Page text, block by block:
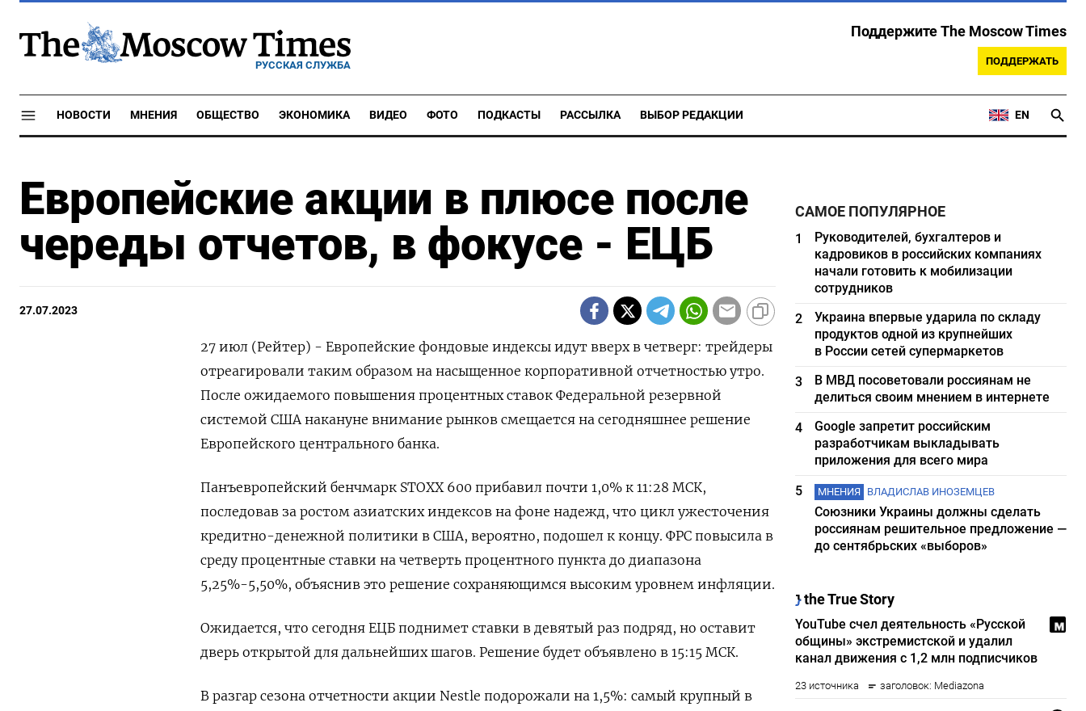
РУССКАЯ СЛУЖБА
Поддержите The Moscow Times
ПОДДЕРЖАТЬ
НОВОСТИ МНЕНИЯ ОБЩЕСТВО ЭКОНОМИКА ВИДЕО ФОТО ПОДКАСТЫ РАССЫЛКА ВЫБОР РЕДАКЦИИ EN
Европейские акции в плюсе после
череды отчетов, в фокусе - ЕЦБ
27.07.2023
27 июл (Рейтер) - Европейские фондовые индексы идут вверх в четверг: трейдеры
отреагировали таким образом на насыщенное корпоративной отчетностью утро.
После ожидаемого повышения процентных ставок Федеральной резервной
системой США накануне внимание рынков смещается на сегодняшнее решение
Европейского центрального банка.
Панъевропейский бенчмарк STOXX 600 прибавил почти 1,0% к 11:28 МСК,
последовав за ростом азиатских индексов на фоне надежд, что цикл ужесточения
кредитно-денежной политики в США, вероятно, подошел к концу. ФРС повысила в
среду процентные ставки на четверть процентного пункта до диапазона
5,25%-5,50%, объяснив это решение сохраняющимся высоким уровнем инфляции.
Ожидается, что сегодня ЕЦБ поднимет ставки в девятый раз подряд, но оставит
дверь открытой для дальнейших шагов. Решение будет объявлено в 15:15 МСК.
В разгар сезона отчетности акции Nestle подорожали на 1,5%: самый крупный в
САМОЕ ПОПУЛЯРНОЕ
1
Руководителей, бухгалтеров и
кадровиков в российских компаниях
начали готовить к мобилизации
сотрудников
2
Украина впервые ударила по складу
продуктов одной из крупнейших
в России сетей супермаркетов
3
В МВД посоветовали россиянам не
делиться своим мнением в интернете
4
Google запретит российским
разработчикам выкладывать
приложения для всего мира
5
МНЕНИЯ ВЛАДИСЛАВ ИНОЗЕМЦЕВ
Союзники Украины должны сделать
россиянам решительное предложение —
до сентябрьских «выборов»